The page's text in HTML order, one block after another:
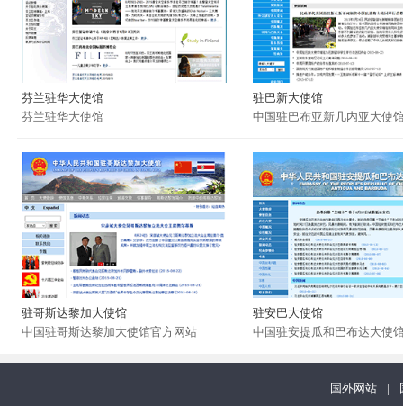
芬兰驻华大使馆
芬兰驻华大使馆
驻巴新大使馆
中国驻巴布亚新几内亚大使
驻哥斯达黎加大使馆
中国驻哥斯达黎加大使馆官方网站
驻安巴大使馆
中国驻安提瓜和巴布达大使
国外网站 |